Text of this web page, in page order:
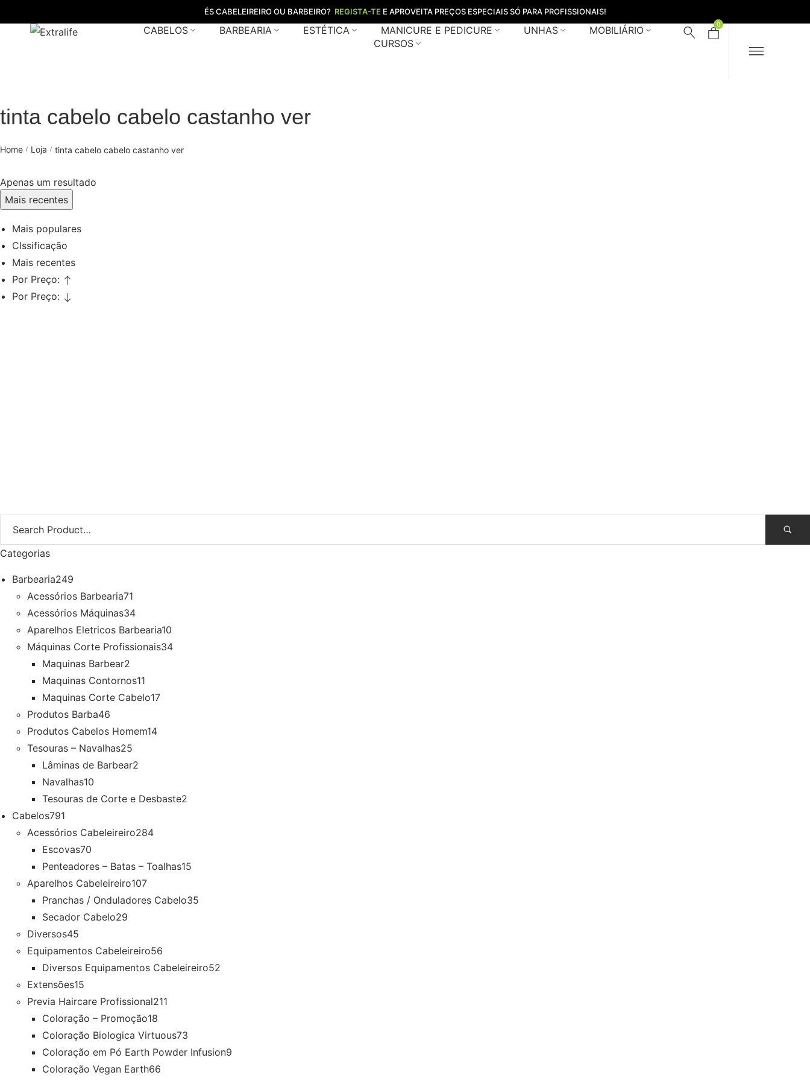
ÉS CABELEIREIRO OU BARBEIRO? REGISTA-TE E APROVEITA PREÇOS ESPECIAIS SÓ PARA PROFISSIONAIS!
CABELOS BARBEARIA ESTÉTICA MANICURE E PEDICURE UNHAS
MOBILIÁRIO
CURSOS
0
tinta cabelo cabelo castanho ver
Home / Loja / tinta cabelo cabelo castanho ver
Apenas um resultado
Mais recentes
Mais populares
Clssificação
Mais recentes
Por Preço:
Por Preço:
Categorias
Barbearia249
Acessórios Barbearia71
Acessórios Máquinas34
Aparelhos Eletricos Barbearia10
Máquinas Corte Profissionais34
Maquinas Barbear2
Maquinas Contornos11
Maquinas Corte Cabelo17
Produtos Barba46
Produtos Cabelos Homem14
Tesouras – Navalhas25
Lâminas de Barbear2
Navalhas10
Tesouras de Corte e Desbaste2
Cabelos791
Acessórios Cabeleireiro284
Escovas70
Penteadores – Batas – Toalhas15
Aparelhos Cabeleireiro107
Pranchas / Onduladores Cabelo35
Secador Cabelo29
Diversos45
Equipamentos Cabeleireiro56
Diversos Equipamentos Cabeleireiro52
Extensões15
Previa Haircare Profissional211
Coloração – Promoção18
Coloração Biologica Virtuous73
Coloração em Pó Earth Powder Infusion9
Coloração Vegan Earth66